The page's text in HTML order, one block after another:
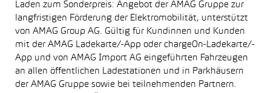
Laden zum Sonderpreis: Angebot der AMAG Gruppe zur
langfristigen Förderung der Elektromobilität, unterstützt
von AMAG Group AG. Gültig für Kundinnen und Kunden
mit der AMAG Ladekarte/-App oder chargeOn-Ladekarte/-
App und von AMAG Import AG eingeführten Fahrzeugen
an allen öffentlichen Ladestationen und in Parkhäusern
der AMAG Gruppe sowie bei teilnehmenden Partnern.